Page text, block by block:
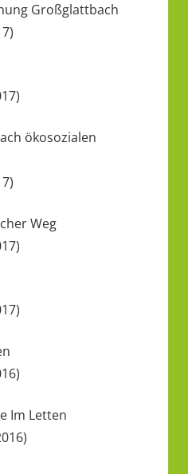
Großglattbach
ökosozialen
Weg
Im Letten